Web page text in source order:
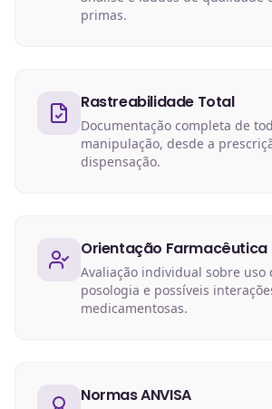
primas.
Rastreabilidade Total
Documentação completa de
manipulação, desde a
dispensação.
Orientação Farmacêutica
Avaliação individual sobre uso
posologia e possíveis
medicamentosas.
Normas ANVISA